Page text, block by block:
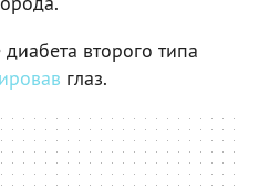
второго типа
глаз.